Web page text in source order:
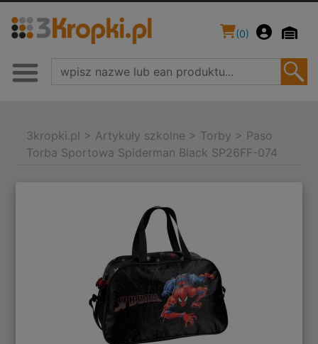
(0)
3kropki.pl > Artykuły szkolne > Torby > Paso
Torba Sportowa Spiderman Black SP26FF-074